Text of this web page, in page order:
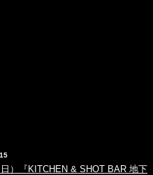
）『KITCHEN & SHOT BAR 地下